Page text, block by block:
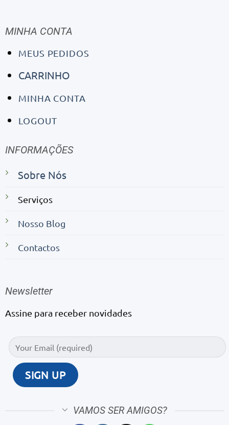
MINHA CONTA
MEUS PEDIDOS
CARRINHO
MINHA CONTA
LOGOUT
INFORMAÇÕES
Sobre Nós
Serviços
Nosso Blog
Contactos
Newsletter
Assine para receber novidades
VAMOS SER AMIGOS?